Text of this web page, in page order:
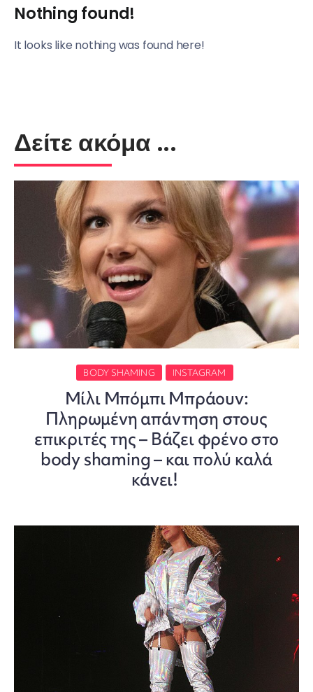
Nothing found!
It looks like nothing was found here!
Δείτε ακόμα ...
BODY SHAMING INSTAGRAM
Μίλι Μπόμπι Μπράουν:
Πληρωμένη απάντηση στους
επικριτές της – Βάζει φρένο στο
body shaming – και πολύ καλά
κάνει!